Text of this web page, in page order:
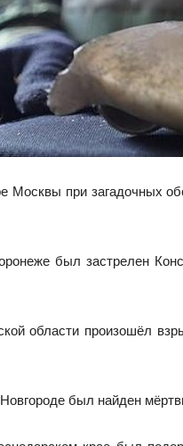
Москвы при загадочных
был застрелен
области произошёл
был найден